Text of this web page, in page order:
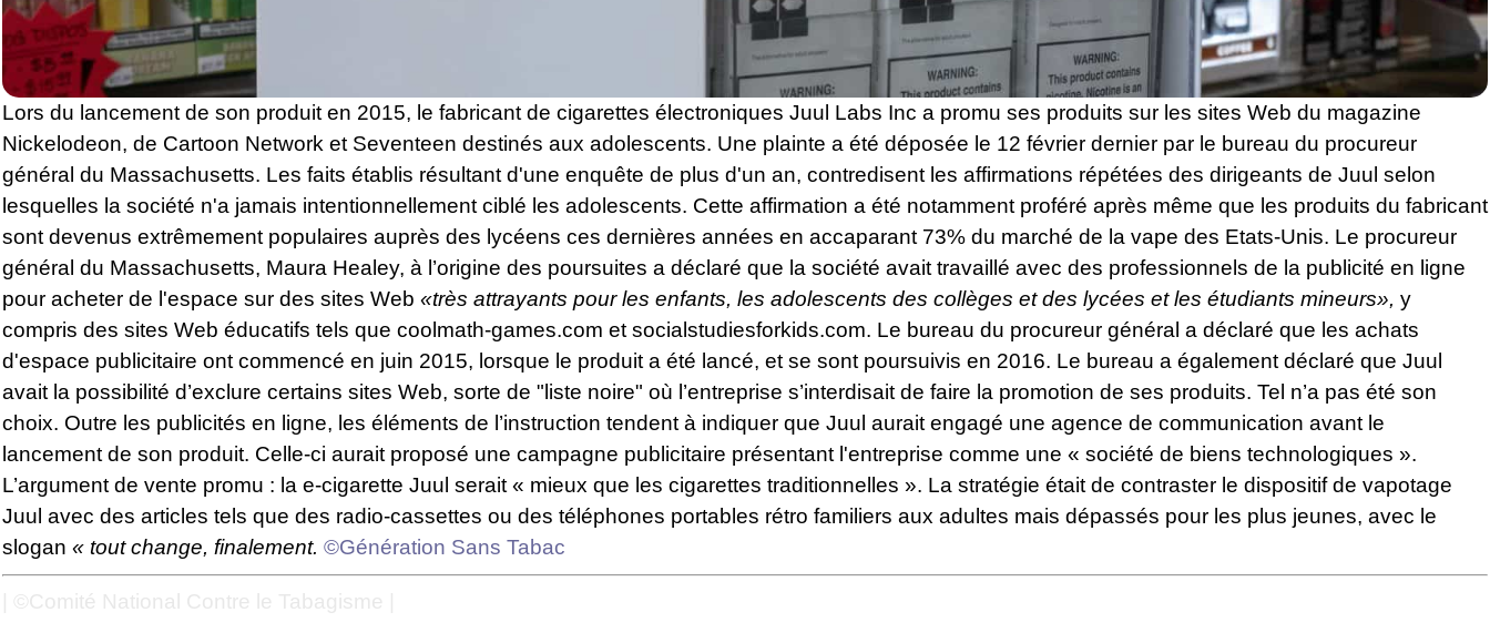
Lors du lancement de son produit en 2015, le fabricant de cigarettes électroniques Juul Labs Inc a promu ses produits sur les sites Web du magazine
Nickelodeon, de Cartoon Network et Seventeen destinés aux adolescents. Une plainte a été déposée le 12 février dernier par le bureau du procureur
général du Massachusetts. Les faits établis résultant d'une enquête de plus d'un an, contredisent les affirmations répétées des dirigeants de Juul selon
lesquelles la société n'a jamais intentionnellement ciblé les adolescents. Cette affirmation a été notamment proféré après même que les produits du fabricant
sont devenus extrêmement populaires auprès des lycéens ces dernières années en accaparant 73% du marché de la vape des Etats-Unis. Le procureur
général du Massachusetts, Maura Healey, à l’origine des poursuites a déclaré que la société avait travaillé avec des professionnels de la publicité en ligne
pour acheter de l'espace sur des sites Web «très attrayants pour les enfants, les adolescents des collèges et des lycées et les étudiants mineurs», y
compris des sites Web éducatifs tels que coolmath-games.com et socialstudiesforkids.com. Le bureau du procureur général a déclaré que les achats
d'espace publicitaire ont commencé en juin 2015, lorsque le produit a été lancé, et se sont poursuivis en 2016. Le bureau a également déclaré que Juul
avait la possibilité d’exclure certains sites Web, sorte de "liste noire" où l’entreprise s’interdisait de faire la promotion de ses produits. Tel n’a pas été son
choix. Outre les publicités en ligne, les éléments de l’instruction tendent à indiquer que Juul aurait engagé une agence de communication avant le
lancement de son produit. Celle-ci aurait proposé une campagne publicitaire présentant l'entreprise comme une « société de biens technologiques ».
L’argument de vente promu : la e-cigarette Juul serait « mieux que les cigarettes traditionnelles ». La stratégie était de contraster le dispositif de vapotage
Juul avec des articles tels que des radio-cassettes ou des téléphones portables rétro familiers aux adultes mais dépassés pour les plus jeunes, avec le
slogan « tout change, finalement. ©Génération Sans Tabac